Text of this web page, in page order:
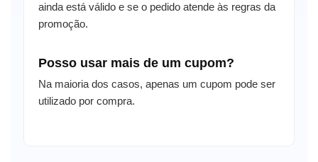
ainda está válido e se o pedido atende às regras da
promoção.
Posso usar mais de um cupom?
Na maioria dos casos, apenas um cupom pode ser
utilizado por compra.